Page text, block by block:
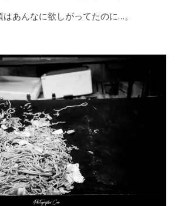
あんなに欲しがってたのに…。